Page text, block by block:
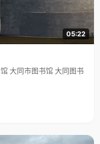
05:22